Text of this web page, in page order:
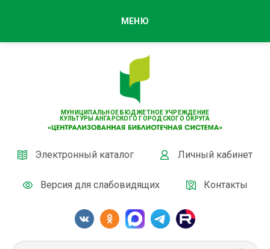
МУНИЦИПАЛЬНОЕ БЮДЖЕТНОЕ УЧРЕЖДЕНИЕ
КУЛЬТУРЫ АНГАРСКОГО ГОРОДСКОГО ОКРУГА
Электронный каталог Личный кабинет
Версия для слабовидящих Контакты
МЕНЮ